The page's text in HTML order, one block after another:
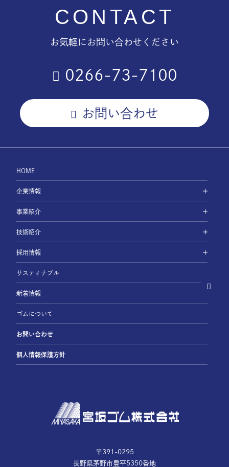
CONTACT
お気軽にお問い合わせください
0266-73-7100
お問い合わせ
〒391-0295
長野県茅野市豊平5350番地
HOME
企業情報
事業紹介
技術紹介
採用情報
サスティナブル
新着情報
ゴムについて
お問い合わせ
個人情報保護方針